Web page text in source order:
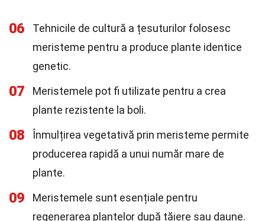
06
Tehnicile de cultură a țesuturilor folosesc
meristeme pentru a produce plante identice
genetic.
07
Meristemele pot fi utilizate pentru a crea
plante rezistente la boli.
08
Înmulțirea vegetativă prin meristeme permite
producerea rapidă a unui număr mare de
plante.
09
Meristemele sunt esențiale pentru
regenerarea plantelor după tăiere sau daune.